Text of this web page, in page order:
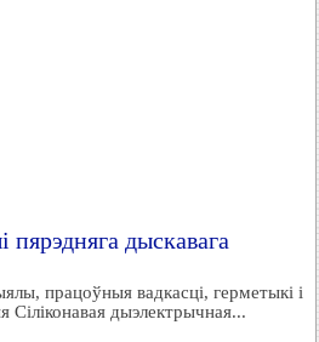
дыскавага
працоўныя вадкасці, герметыкі і
Сіліконавая дыэлектрычная...